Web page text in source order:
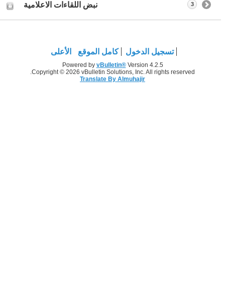
نبض اللقاءات الاعلامية 3
تسجيل الدخول كامل الموقع الأعلى
Powered by vBulletin®Version 4.2.5
Copyright © 2026 vBulletin Solutions, Inc. All rights reserved.
Translate By Almuhajir